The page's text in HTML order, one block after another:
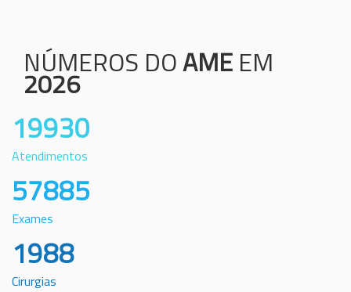
NÚMEROS DOAME EM
2026
19930
Atendimentos
57885
Exames
1988
Cirurgias